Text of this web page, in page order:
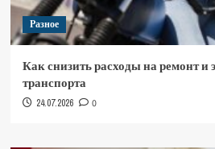
Разное
Как снизить расходы на ремонт и
транспорта
24.07.2026 0